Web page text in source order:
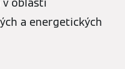
a energetických